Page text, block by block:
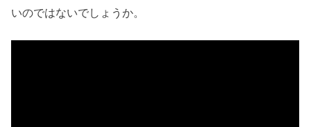
いのではないでしょうか。